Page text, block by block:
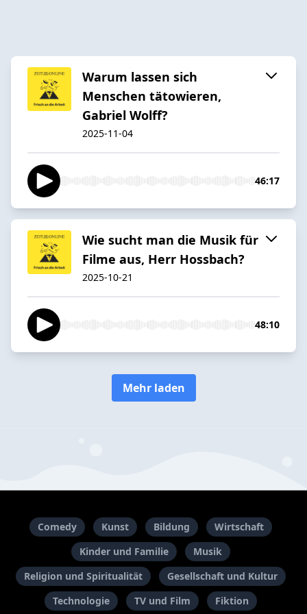
Warum lassen sich
Menschen tätowieren,
Gabriel Wolff?
2025-11-04
46:17
Wie sucht man die Musik für
Filme aus, Herr Hossbach?
2025-10-21
48:10
Mehr laden
Comedy Kunst Bildung
Wirtschaft
Kinder und Familie
Musik
Religion und Spiritualität
Gesellschaft und Kultur
Technologie
TV und Film Fiktion